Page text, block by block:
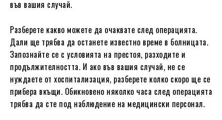
във вашия случай.
Разберете какво можете да очаквате след операцията.
Дали ще трябва да останете известно време в болницата.
Запознайте се с условията на престоя, разходите и
продължителността. И ако във вашия случай, не се
нуждаете от хоспитализация, разберете колко скоро ще се
прибера вкъщи. Обикновено няколко часа след операцията
трябва да сте под наблюдение на медицински персонал.